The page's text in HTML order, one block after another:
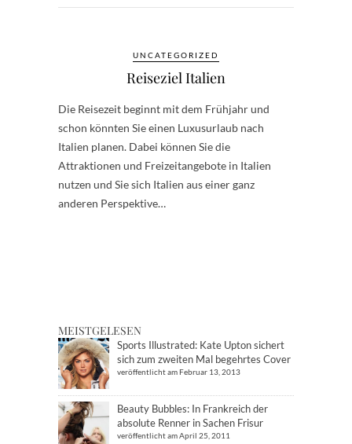
UNCATEGORIZED
Reiseziel Italien
Die Reisezeit beginnt mit dem Frühjahr und
schon könnten Sie einen Luxusurlaub nach
Italien planen. Dabei können Sie die
Attraktionen und Freizeitangebote in Italien
nutzen und Sie sich Italien aus einer ganz
anderen Perspektive…
MEISTGELESEN
Sports Illustrated: Kate Upton sichert
sich zum zweiten Mal begehrtes Cover
veröffentlicht am Februar 13, 2013
Beauty Bubbles: In Frankreich der
absolute Renner in Sachen Frisur
veröffentlicht am April 25, 2011